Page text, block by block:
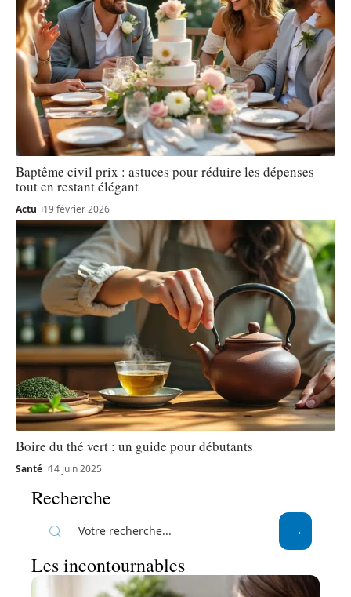
Baptême civil prix : astuces pour réduire les dépenses
tout en restant élégant
Actu 19 février 2026
Boire du thé vert : un guide pour débutants
Santé 14 juin 2025
Recherche
Les incontournables